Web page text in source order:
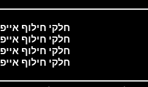
חלקי חילוף אייפון
חלקי חילוף אייפון
חלקי חילוף אייפון
חלקי חילוף אייפון